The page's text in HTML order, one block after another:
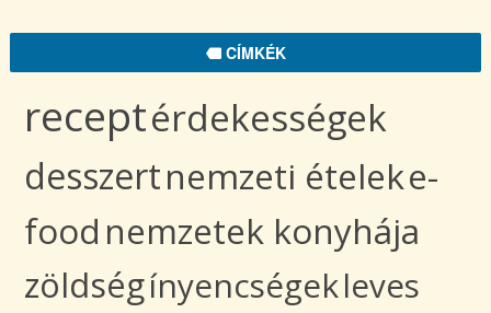
CÍMKÉK
receptérdekességek
desszertnemzeti ételeke-
food nemzetek konyhája
zöldségínyencségekleves